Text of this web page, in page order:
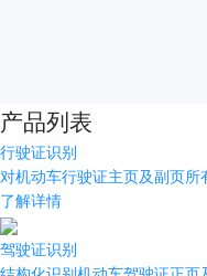
产品列表
行驶证识别
对机动车行驶证主页及副页
了解详情
驾驶证识别